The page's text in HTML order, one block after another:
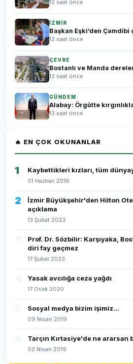
12 saat önce
İZMİR
Başkan Eşki’den Çamdibi
12 saat önce
ÇEVRE
Bostanlı ve Manda
12 saat önce
GÜNDEM
Alabay: Örgütte
13 saat önce
🔥 EN ÇOK OKUNANLAR
1 Kaybettikleri kızları, tüm
01 Haziran 2016
2
İzmir Büyükşehir'den Hilton
açıklama
13 Şubat 2023
Prof. Dr. Sözbilir: Karşıyaka,
diri fay geçmez
17 Şubat 2023
Yasak avcılığa ceza yağdı
17 Ocak 2020
Sosyal medya bizim işimiz...
09 Nisan 2019
Tarçın Kırtasiye'de ne ararsan
02 Nisan 2019